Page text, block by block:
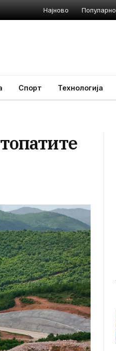
Најново Популарно
Спорт Технологија